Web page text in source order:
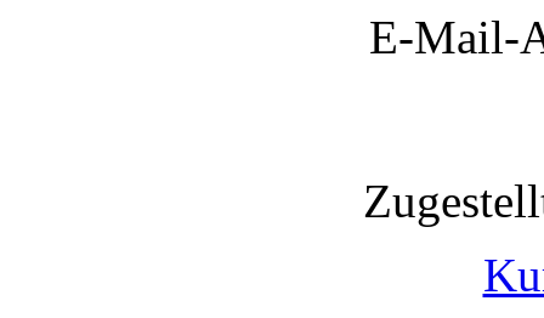
E-Mail-